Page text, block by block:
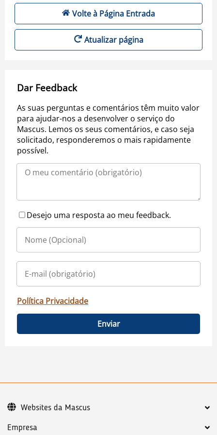
Volte à Página Entrada
Atualizar página
Dar Feedback
As suas perguntas e comentários têm muito valor
para ajudar-nos a desenvolver o serviço do
Mascus. Lemos os seus comentários, e caso seja
solicitado, responderemos o mais rapidamente
possível.
Desejo uma resposta ao meu feedback.
Política Privacidade
Enviar
Empresa
Websites da Mascus